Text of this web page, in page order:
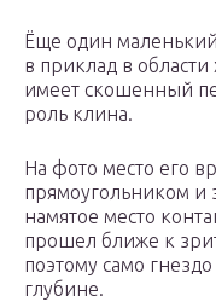
Ёще один
в приклад в
имеет скошенный
роль клина.
На фото место его
прямоугольником и
намятое место
прошел ближе к
поэтому само
глубине.